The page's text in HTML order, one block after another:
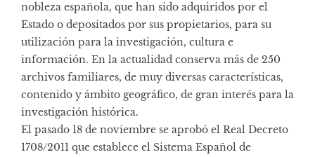
nobleza española, que han sido adquiridos por el
Estado o depositados por sus propietarios, para su
utilización para la investigación, cultura e
información. En la actualidad conserva más de 250
archivos familiares, de muy diversas características,
contenido y ámbito geográfico, de gran interés para la
investigación histórica.
El pasado 18 de noviembre se aprobó el Real Decreto
1708/2011 que establece el Sistema Español de